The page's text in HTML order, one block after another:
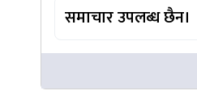
समाचार उपलब्ध छैन।